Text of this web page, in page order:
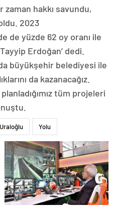
zaman hakkı savundu,
2023
de yüzde 62 oy oranı ile
Erdoğan’ dedi.
büyükşehir belediyesi ile
da kazanacağız.
tüm projeleri
Uraloğlu Yolu